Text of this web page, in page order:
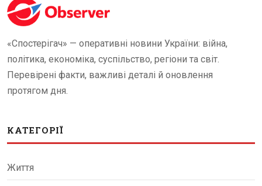
«Спостерігач» — оперативні новини України: війна,
політика, економіка, суспільство, регіони та світ.
Перевірені факти, важливі деталі й оновлення
протягом дня.
КАТЕГОРІЇ
Життя